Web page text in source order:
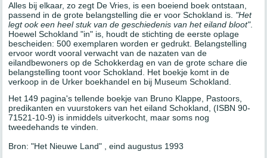
Alles bij elkaar, zo zegt De Vries, is een boeiend boek ontstaan,
passend in de grote belangstelling die er voor Schokland is. "Het
legt ook een heel stuk van de geschiedenis van het eiland bloot".
Hoewel Schokland "in" is, houdt de stichting de eerste oplage
bescheiden: 500 exemplaren worden er gedrukt. Belangstelling
ervoor wordt vooral verwacht van de nazaten van de
eilandbewoners op de Schokkerdag en van de grote schare die
belangstelling toont voor Schokland. Het boekje komt in de
verkoop in de Urker boekhandel en bij Museum Schokland.
Het 149 pagina's tellende boekjevan Bruno Klappe, Pastoors,
predikanten en vuurstokers van het eiland Schokland, (ISBN 90-
71521-10-9) is inmiddels uitverkocht, maar soms nog
tweedehands te vinden.
Bron: "Het Nieuwe Land" , eind augustus 1993